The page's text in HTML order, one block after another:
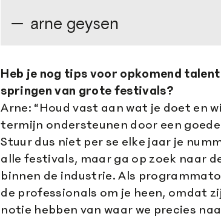
arne geysen
Heb je nog tips voor opkomend
springen van grote festivals?
Arne: “Houd vast aan wat je doet en
termijn ondersteunen door een
Stuur dus niet per se elke jaar je
alle festivals, maar ga op zoek naar
binnen de industrie. Als
de professionals om je heen, omdat
notie hebben van waar we precies